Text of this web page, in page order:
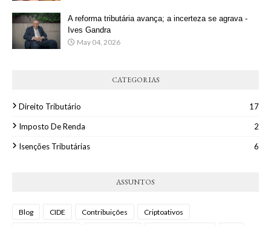
A reforma tributária avança; a incerteza se agrava -
Ives Gandra
May 04, 2026
CATEGORIAS
Direito Tributário 17
Imposto De Renda 2
Isenções Tributárias 6
ASSUNTOS
Blog CIDE Contribuições Criptoativos